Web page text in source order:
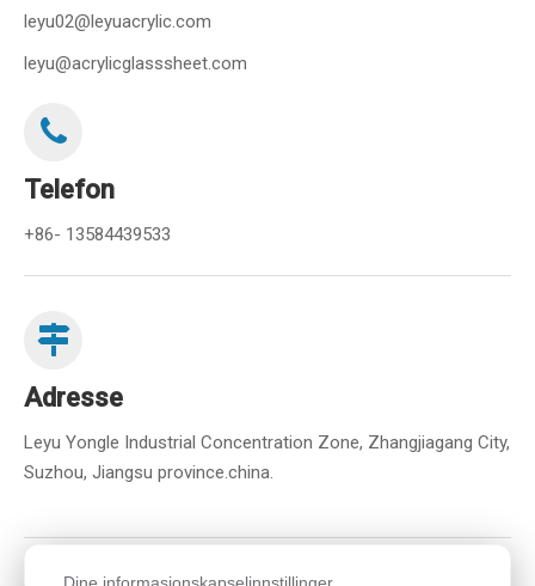
leyu02@leyuacrylic.com
leyu@acrylicglasssheet.com
Telefon
+86- 13584439533
Adresse
Leyu Yongle Industrial Concentration Zone, Zhangjiagang City,
Suzhou, Jiangsu province.china.
Dine informasjonskapselinnstillinger.